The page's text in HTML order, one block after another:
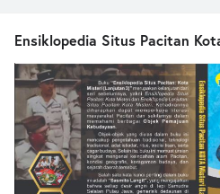
Ensiklopedia Situs Pacitan